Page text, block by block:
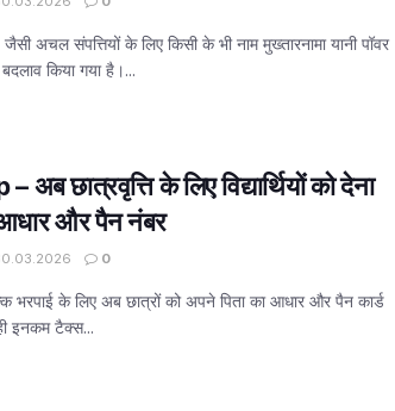
अचल संपत्तियों के लिए किसी के भी नाम मुख्तारनामा यानी पॉवर
किया गया है।...
छात्रवृत्ति के लिए विद्यार्थियों को देना
आधार और पैन नंबर
0
भरपाई के लिए अब छात्रों को अपने पिता का आधार और पैन कार्ड
इनकम टैक्स...